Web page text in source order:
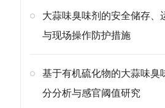
大蒜味臭味剂的安全储存、
与现场操作防护措施
基于有机硫化物的大蒜味臭
分分析与感官阈值研究